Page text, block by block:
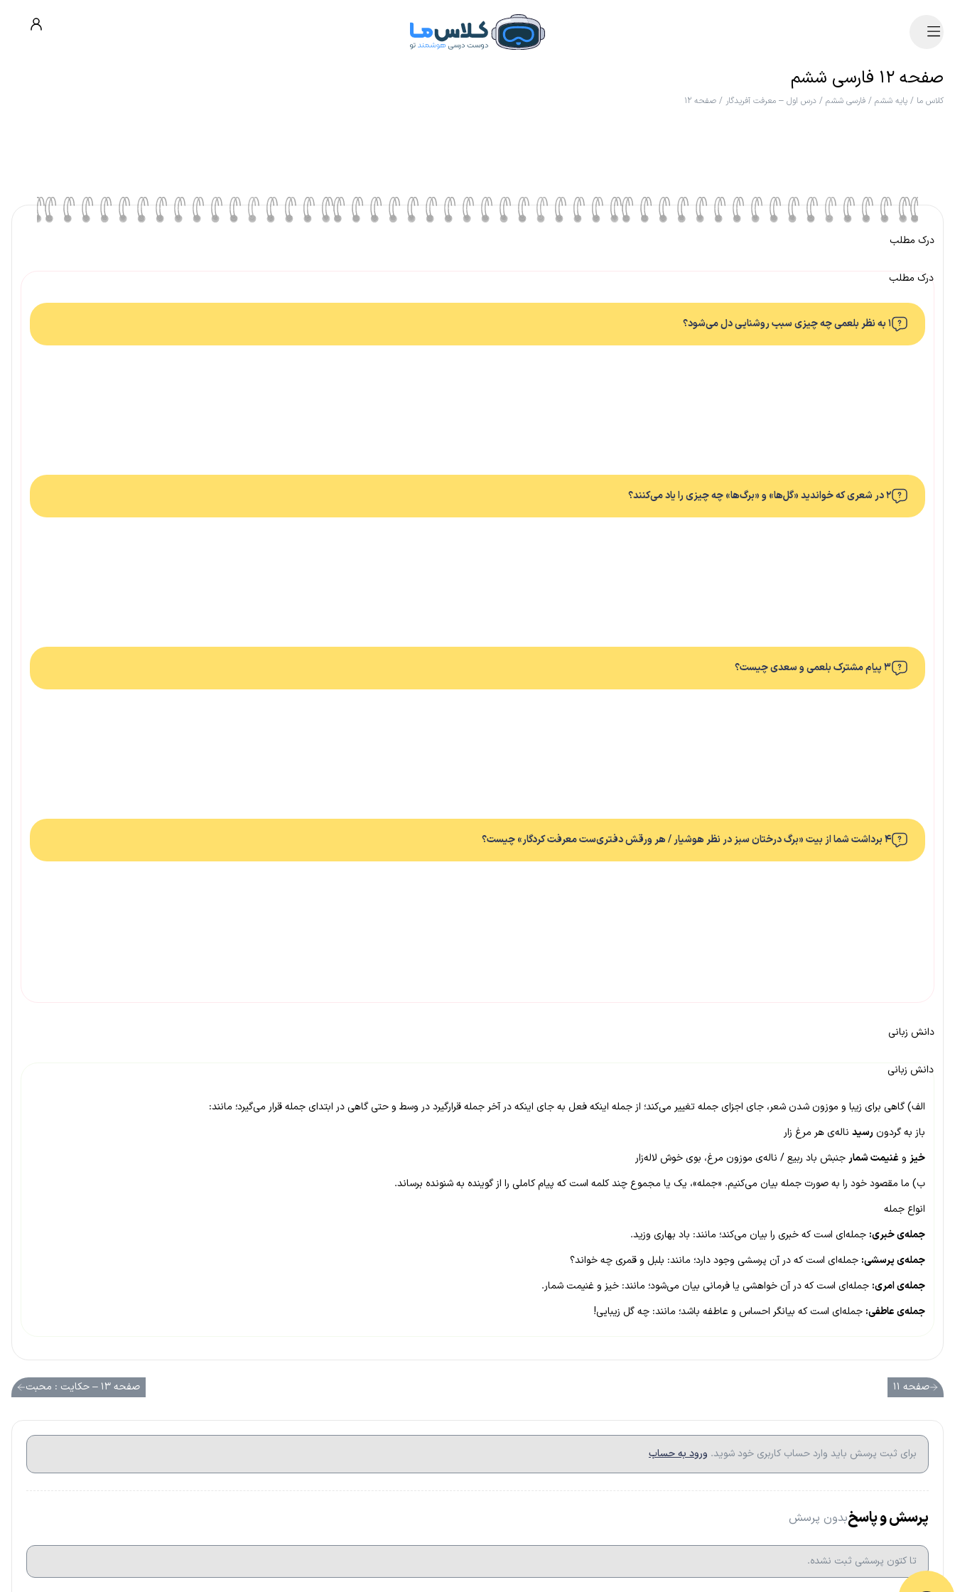
صفحه ۱۲ فارسی ششم
کلاس ما / پایه ششم / فارسی ششم / درس اول – معرفت آفریدگار / صفحه ۱۲
درک مطلب
درک مطلب
۱ به نظر بلعمی چه چیزی سبب روشنایی دل می‌شود؟
۲ در شعری که خواندید «گل‌ها» و «برگ‌ها» چه چیزی را یاد می‌کنند؟
۳ پیام مشترک بلعمی و سعدی چیست؟
۴ برداشت شما از بیت «برگ درختان سبز در نظر هوشیار / هر ورقش دفتری‌ست معرفت کردگار» چیست؟
دانش زبانی
دانش زبانی
الف) گاهی برای زیبا و موزون شدن شعر، جای اجزای جمله تغییر می‌کند؛ از جمله اینکه فعل به جای اینکه در آخر جمله قرارگیرد در وسط و حتی گاهی در ابتدای جمله قرار می‌گیرد؛ مانند:
باز به گردونرسید ناله‌ی هر مرغ زار
خیز و غنیمت شمار جنبش باد ربیع / ناله‌ی موزون مرغ، بوی خوش لاله‌زار
ب) ما مقصود خود را به صورت جمله بیان می‌کنیم. «جمله»، یک یا مجموع چند کلمه است که پیام کاملی را از گوینده به شنونده برساند.
انواع جمله
جمله‌ی خبری: جمله‌ای است که خبری را بیان می‌کند؛ مانند: باد بهاری وزید.
جمله‌ی پرسشی: جمله‌ای است که در آن پرسشی وجود دارد؛ مانند: بلبل و قمری چه خواند؟
جمله‌ی امری: جمله‌ای است که در آن خواهشی یا فرمانی بیان می‌شود؛ مانند: خیز و غنیمت شمار.
جمله‌ی عاطفی: جمله‌ای است که بیانگر احساس و عاطفه باشد؛ مانند: چه گل زیبایی!
صفحه ۱۱ صفحه ۱۳ – حکایت : محبت
برای ثبت پرسش باید وارد حساب کاربری خود شوید. ورود به حساب
پرسش و پاسخبدون پرسش
تا کتون پرسشی ثبت نشده.